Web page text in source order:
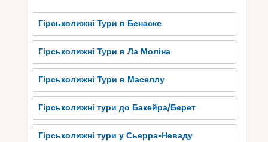
Гірськолижні Тури в Бенаске
Гірськолижні Тури в Ла Моліна
Гірськолижні Тури в Маселлу
Гірськолижні тури до Бакейра/Берет
Гірськолижні тури у Сьерра-Неваду